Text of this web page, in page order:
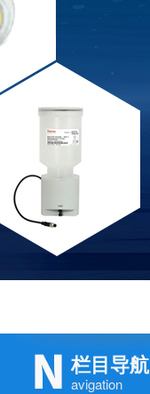
栏目导航
avigation